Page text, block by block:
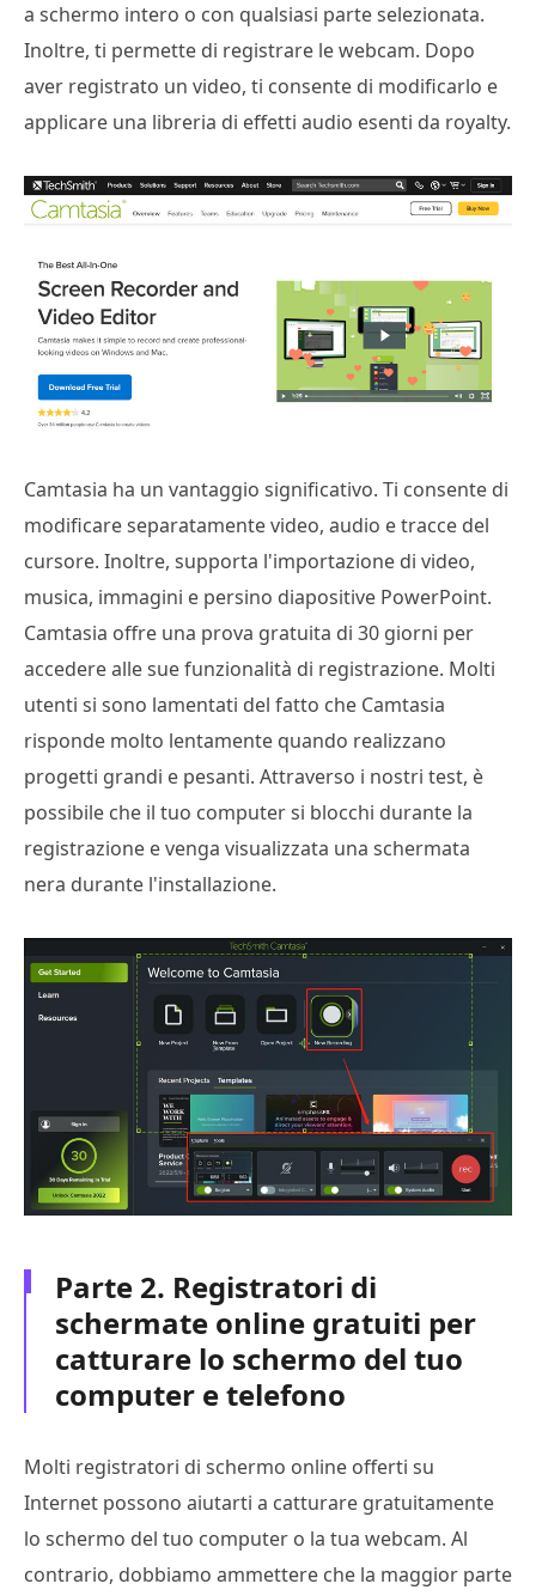
a schermo intero o con qualsiasi parte selezionata.
Inoltre, ti permette di registrare le webcam. Dopo
aver registrato un video, ti consente di modificarlo e
applicare una libreria di effetti audio esenti da royalty.
Camtasia ha un vantaggio significativo. Ti consente di
modificare separatamente video, audio e tracce del
cursore. Inoltre, supporta l'importazione di video,
musica, immagini e persino diapositive PowerPoint.
Camtasia offre una prova gratuita di 30 giorni per
accedere alle sue funzionalità di registrazione. Molti
utenti si sono lamentati del fatto che Camtasia
risponde molto lentamente quando realizzano
progetti grandi e pesanti. Attraverso i nostri test, è
possibile che il tuo computer si blocchi durante la
registrazione e venga visualizzata una schermata
nera durante l'installazione.
Parte 2. Registratori di
schermate online gratuiti per
catturare lo schermo del tuo
computer e telefono
Molti registratori di schermo online offerti su
Internet possono aiutarti a catturare gratuitamente
lo schermo del tuo computer o la tua webcam. Al
contrario, dobbiamo ammettere che la maggior parte